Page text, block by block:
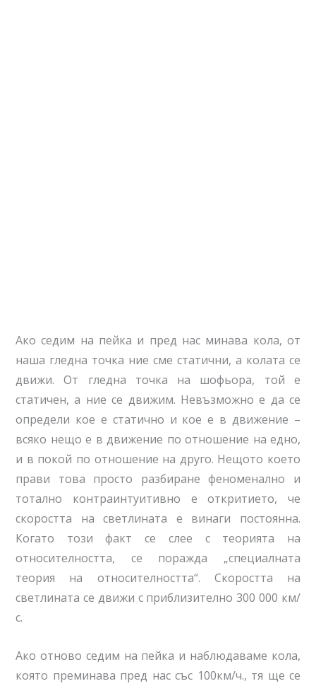
Ако седим на пейка и пред нас минaва кола, от
наша гледна точка ние сме статични, а колата се
движи. От гледна точка на шофьора, той е
статичен, а ние се движим. Невъзможно е да се
определи кое е статично и кое е в движение –
всяко нещо е в движение по отношение на едно,
и в покой по отношение на друго. Нещото което
прави това просто разбиране феноменално и
тотално контраинтуитивно е откритието, че
скоростта на светлината е винаги постоянна.
Когато този факт се слее с теорията на
относителността, се поражда „специалната
теория на относителността“. Скоростта на
светлината се движи с приблизително 300 000 км/
с.
Ако отново седим на пейка и наблюдаваме кола,
която преминава пред нас със 100км/ч., тя ще се